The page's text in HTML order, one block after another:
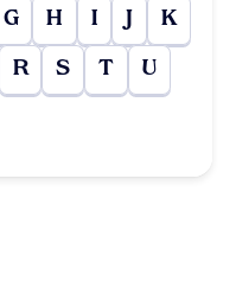
G H I J K
R S T U